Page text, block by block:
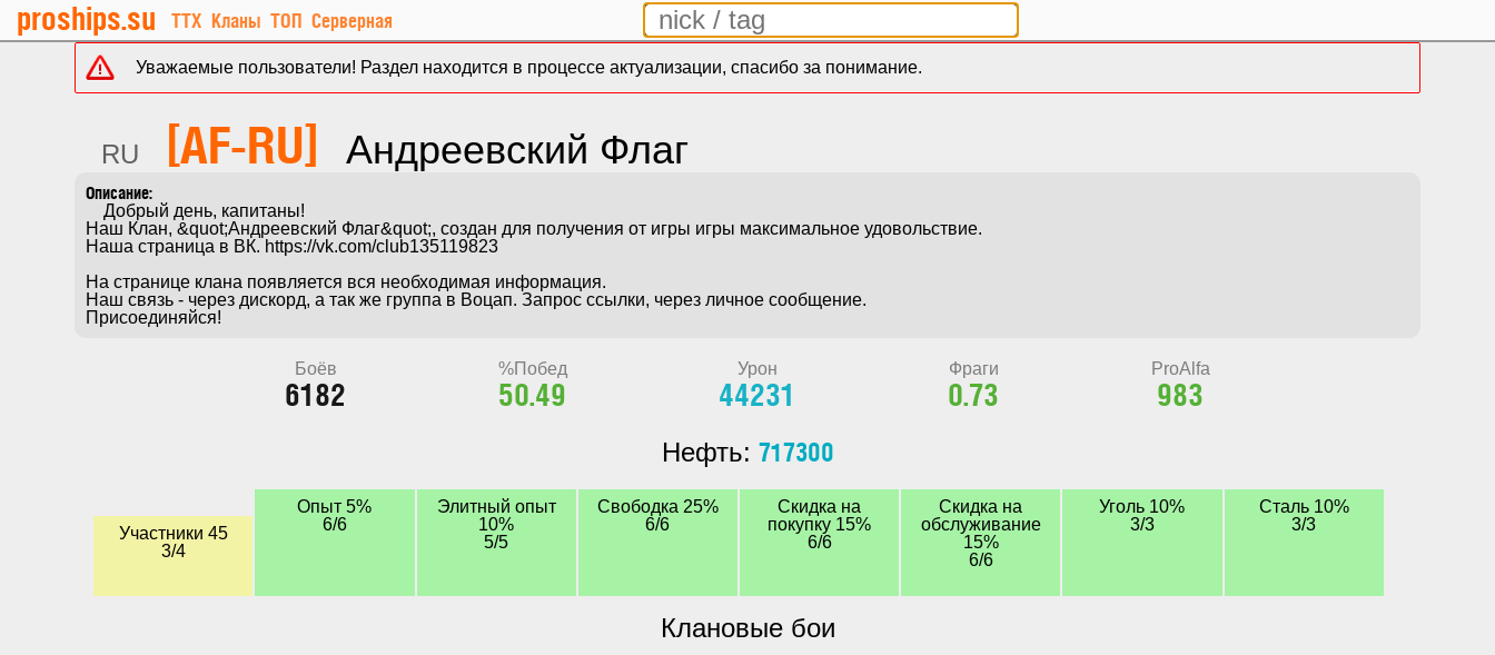
proships.su ТТХ Кланы ТОП Серверная
Уважаемые пользователи! Раздел находится в процессе актуализации, спасибо за понимание.
RU [AF-RU] Андреевский Флаг
    Добрый день, капитаны!
Наш Клан, &quot;Андреевский Флаг&quot;, создан для получения от игры игры максимальное удовольствие.
Наша страница в ВК. https://vk.com/club135119823
На странице клана появляется вся необходимая информация.
Наш связь - через дискорд, а так же группа в Воцап. Запрос ссылки, через личное сообщение.
Присоединяйся!
Боёв
6182
%Побед
50.49
Урон
44231
Фраги
0.73
ProAlfa
983
Нефть: 717300
Участники 45
3/4
Опыт 5%
6/6
Элитный опыт
10%
5/5
Свободка 25%
6/6
Скидка на
покупку 15%
6/6
Скидка на
обслуживание
15%
6/6
Уголь 10%
3/3
Сталь 10%
3/3
Клановые бои